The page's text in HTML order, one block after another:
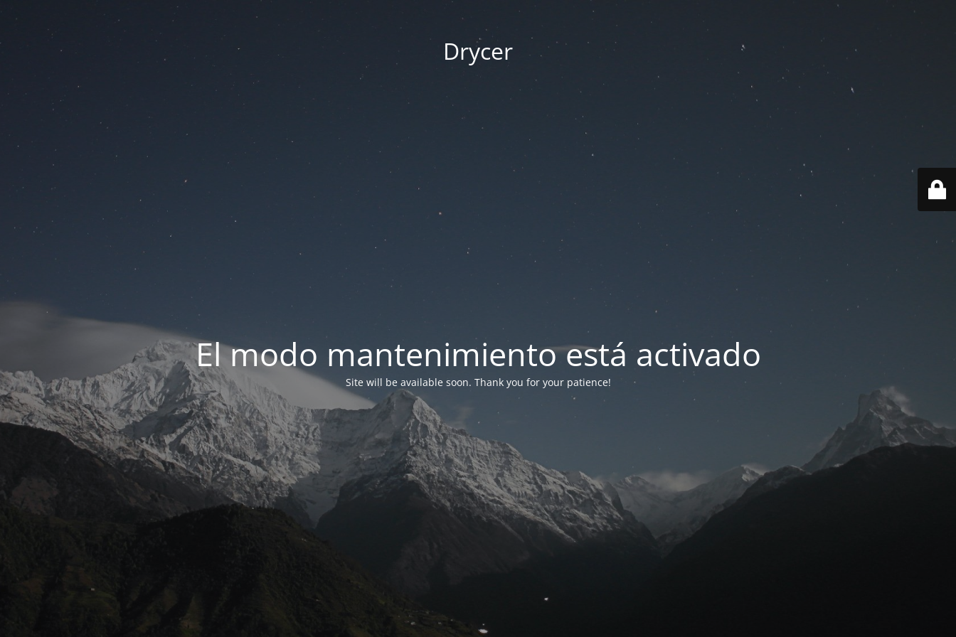
Drycer
El modo mantenimiento está activado
Site will be available soon. Thank you for your patience!